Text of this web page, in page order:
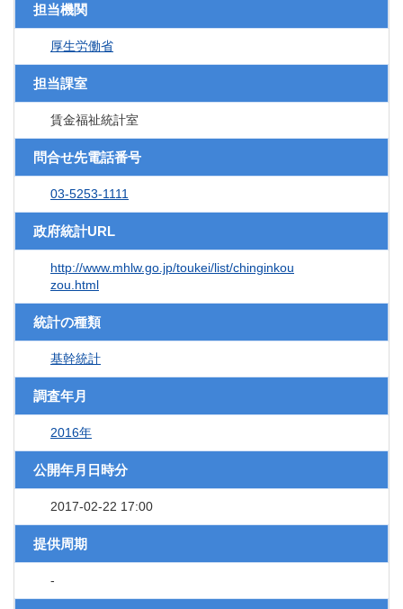
担当機関
厚生労働省
担当課室
賃金福祉統計室
問合せ先電話番号
03-5253-1111
政府統計URL
http://www.mhlw.go.jp/toukei/list/chinginkou
zou.html
統計の種類
基幹統計
調査年月
2016年
公開年月日時分
2017-02-22 17:00
提供周期
-